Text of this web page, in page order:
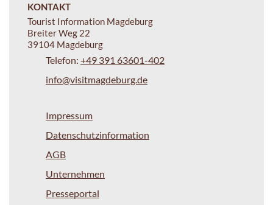
KONTAKT
Tourist Information Magdeburg
Breiter Weg 22
39104 Magdeburg
Telefon: +49 391 63601-402
info@visitmagdeburg.de
Impressum
Datenschutzinformation
AGB
Unternehmen
Presseportal